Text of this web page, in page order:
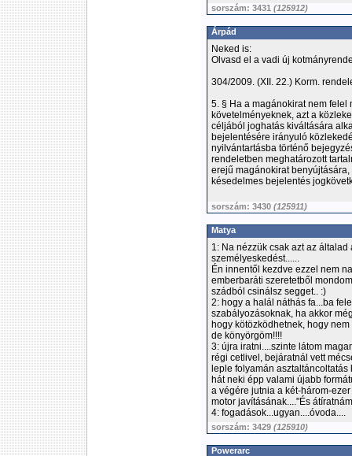
sorszám: 3431 (125912)
Árpád
Neked is:
Olvasd el a vadi új
304/2009. (XII. 22.) Korm.
5. § Ha a magánokirat nem
követelményeknek, azt a
céljából joghatás kiváltására
bejelentésére irányuló
nyilvántartásba történő
rendeletben meghatározott
erejű magánokirat
késedelmes bejelentés
sorszám: 3430 (125911)
Matya
1: Na nézzük csak azt az
személyeskedést......
Én innentől kezdve ezzel nem
emberbaráti szeretetből
szádból csinálsz segget.. :)
2: hogy a halál náthás fa...ba
szabályozásoknak, ha akkor
hogy kötözködhetnek, hogy
de könyörgöm!!!!
3: újra iratni....szinte látom
régi cetlivel, bejáratnál vett
leple folyamán
hát neki épp valami újabb
a végére jutnia a két-három-
motor javításának...."És
4: fogadások...ugyan....óvoda....
sorszám: 3429 (125910)
Powerarc